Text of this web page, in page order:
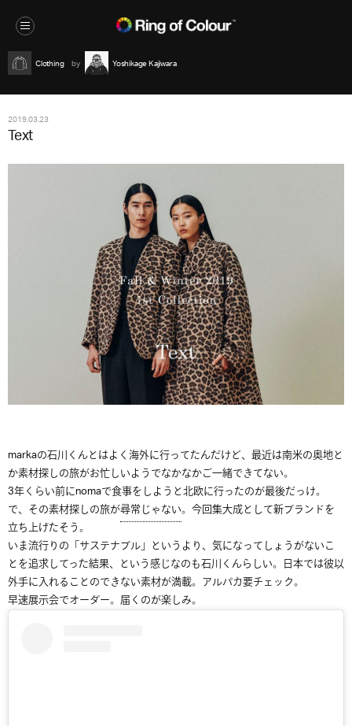
Clothing Yoshikage Kajiwara
2019.03.23
Text
markaの石川くんとはよく海外に行ってたんだけど、最近は南米の奥地と
か素材探しの旅がお忙しいようでなかなかご一緒できてない。
3年くらい前にnomaで食事をしようと北欧に行ったのが最後だっけ。
で、その素材探しの旅が尋常じゃない。今回集大成として新ブランドを
立ち上げたそう。
いま流行りの「サステナブル」というより、気になってしょうがないこ
とを追求してった結果、という感じなのも石川くんらしい。日本では彼以
外手に入れることのできない素材が満載。アルパカ要チェック。
早速展示会でオーダー。届くのが楽しみ。